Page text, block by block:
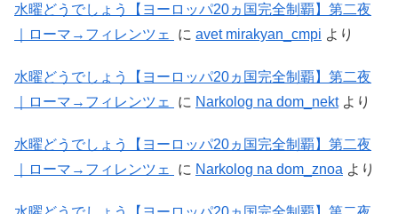
水曜どうでしょう【ヨーロッパ20ヵ国完全制覇】第二夜
｜ローマ→フィレンツェ
に avet mirakyan_cmpi より
水曜どうでしょう【ヨーロッパ20ヵ国完全制覇】第二夜
｜ローマ→フィレンツェ
に Narkolog na dom_nektより
水曜どうでしょう【ヨーロッパ20ヵ国完全制覇】第二夜
｜ローマ→フィレンツェ
に Narkolog na dom_znoa より